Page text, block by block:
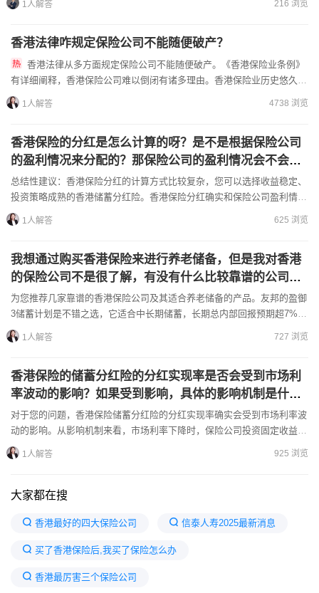
1人解答 216 浏览
香港法律咋规定保险公司不能随便破产？
有详细阐释，香港保险公司难以倒闭有诸多理由。香港保险业历史悠久，
超180年的发展历程积累了丰富经验，让保险公司在面对危机时具...
1人解答 4738 浏览
香港保险的分红是怎么计算的呀？是不是根据保险公司
的盈利情况来分配的？那保险公司的盈利情况会不会受
到市场波动的影响呢？
总结性建议：香港保险分红的计算方式比较复杂，您可以选择收益稳定、
投资策略成熟的香港储蓄分红险。香港保险分红确实和保险公司盈利情况
相关。保险公司会将盈利的一部分以分红形式分给投保人。很多...
1人解答 625 浏览
我想通过购买香港保险来进行养老储备，但是我对香港
的保险公司不是很了解，有没有什么比较靠谱的公司可
以推荐呢？
为您推荐几家靠谱的香港保险公司及其适合养老储备的产品。友邦的盈御
3储蓄计划是不错之选，它适合中长期储蓄，长期总内部回报预期超7%。
比如30岁男士，年缴2万美元，缴5年，60岁起每年能领...
1人解答 727 浏览
香港保险的储蓄分红险的分红实现率是否会受到市场利
率波动的影响？如果受到影响，具体的影响机制是什
么？
对于您的问题，香港保险储蓄分红险的分红实现率确实会受到市场利率波
动的影响。从影响机制来看，市场利率下降时，保险公司投资固定收益类
资产的回报会降低，比如债券等。而香港储蓄分红险部分资金会...
1人解答 925 浏览
大家都在搜
香港最好的四大保险公司 信泰人寿2025最新消息
买了香港保险后,我买了保险怎么办
香港最厉害三个保险公司